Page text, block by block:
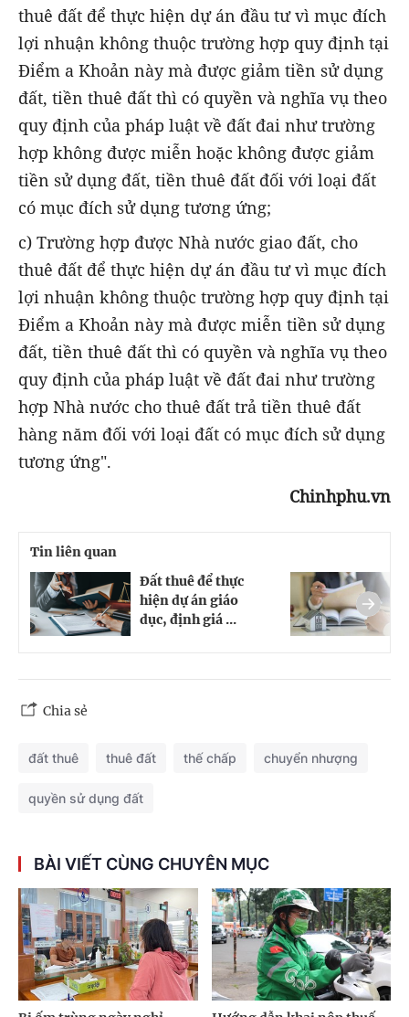
thuê đất để thực hiện dự án đầu tư vì mục đích
lợi nhuận không thuộc trường hợp quy định tại
Điểm a Khoản này mà được giảm tiền sử dụng
đất, tiền thuê đất thì có quyền và nghĩa vụ theo
quy định của pháp luật về đất đai như trường
hợp không được miễn hoặc không được giảm
tiền sử dụng đất, tiền thuê đất đối với loại đất
có mục đích sử dụng tương ứng;
c) Trường hợp được Nhà nước giao đất, cho
thuê đất để thực hiện dự án đầu tư vì mục đích
lợi nhuận không thuộc trường hợp quy định tại
Điểm a Khoản này mà được miễn tiền sử dụng
đất, tiền thuê đất thì có quyền và nghĩa vụ theo
quy định của pháp luật về đất đai như trường
hợp Nhà nước cho thuê đất trả tiền thuê đất
hàng năm đối với loại đất có mục đích sử dụng
tương ứng".
Chinhphu.vn
Tin liên quan
Đất thuê để thực
hiện dự án giáo
dục, định giá ...
Chia sẻ
đất thuê thuê đất thế chấp chuyển nhượng
quyền sử dụng đất
BÀI VIẾT CÙNG CHUYÊN MỤC